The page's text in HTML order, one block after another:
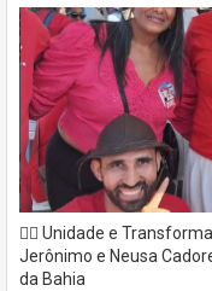
✊🏽 Unidade e
Jerônimo e Neusa
da Bahia